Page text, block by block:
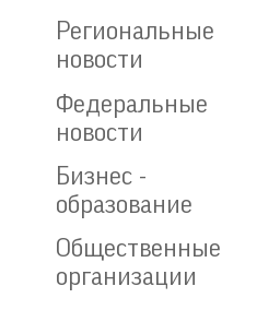
Региональные
новости
Федеральные
новости
Бизнес -
образование
Общественные
организации